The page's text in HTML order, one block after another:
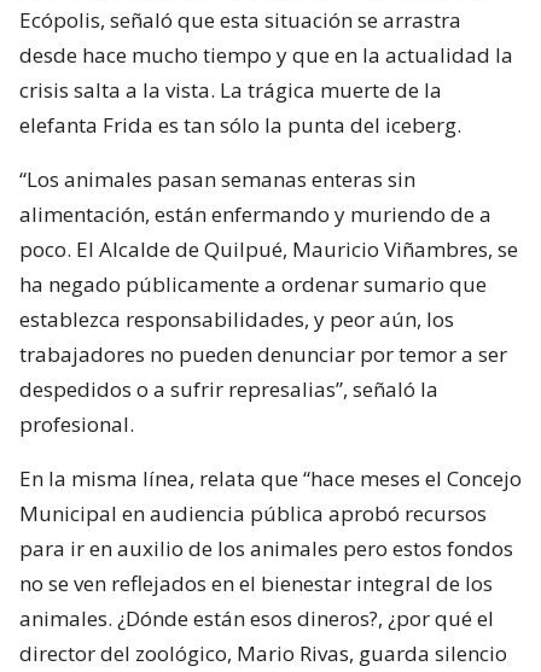
Ecópolis, señaló que esta situación se arrastra
desde hace mucho tiempo y que en la actualidad la
crisis salta a la vista. La trágica muerte de la
elefanta Frida es tan sólo la punta del iceberg.
“Los animales pasan semanas enteras sin
alimentación, están enfermando y muriendo de a
poco. El Alcalde de Quilpué, Mauricio Viñambres, se
ha negado públicamente a ordenar sumario que
establezca responsabilidades, y peor aún, los
trabajadores no pueden denunciar por temor a ser
despedidos o a sufrir represalias”, señaló la
profesional.
En la misma línea, relata que “hace meses el Concejo
Municipal en audiencia pública aprobó recursos
para ir en auxilio de los animales pero estos fondos
no se ven reflejados en el bienestar integral de los
animales. ¿Dónde están esos dineros?, ¿por qué el
director del zoológico, Mario Rivas, guarda silencio